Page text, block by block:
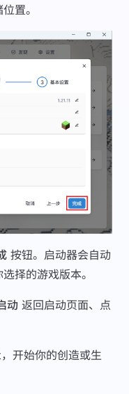
置。
按钮。启动器会自动
择的游戏版本。
动 返回启动页面、点
开始你的创造或生